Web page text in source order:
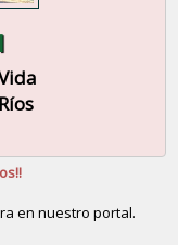
en nuestro portal.